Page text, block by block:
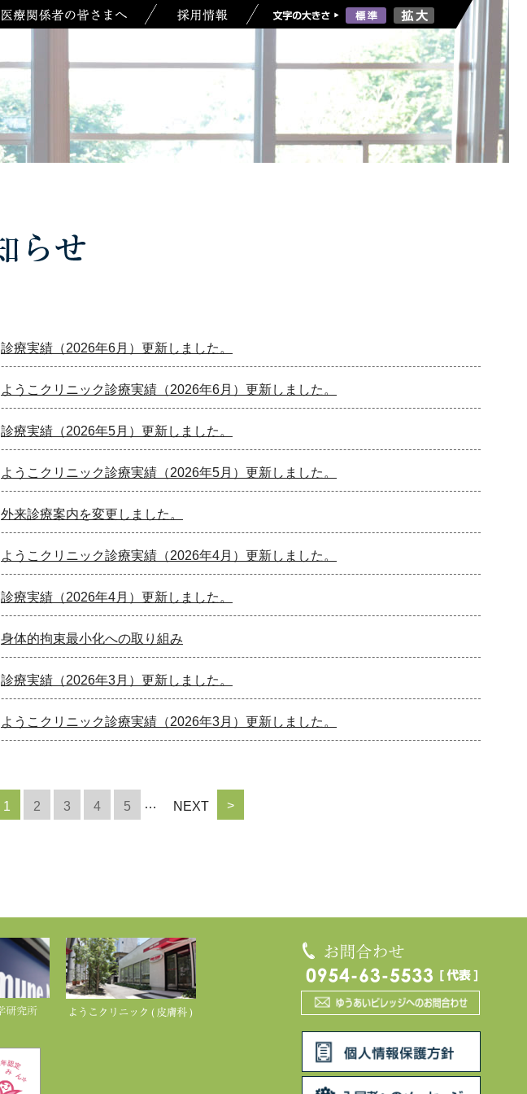
診療実績（2026年6月）更新しました。
ようこクリニック診療実績（2026年6月）更新しました。
診療実績（2026年5月）更新しました。
ようこクリニック診療実績（2026年5月）更新しました。
外来診療案内を変更しました。
ようこクリニック診療実績（2026年4月）更新しました。
診療実績（2026年4月）更新しました。
身体的拘束最小化への取り組み
診療実績（2026年3月）更新しました。
ようこクリニック診療実績（2026年3月）更新しました。
1 2 3 4 5 … NEXT >